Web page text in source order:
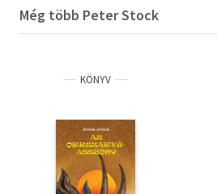
Még több Peter Stock
KÖNYV